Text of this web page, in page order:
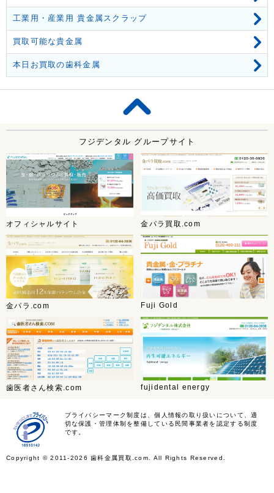
工業用・産業用 貴金属スクラップ
買取可能な貴金属
本日お買取の歯科金属
フジデンタル グループサイト
オフィシャルサイト 金パラ買取.com
金パラ.com Fuji Gold
歯医者さん検索.com fujidental energy
プライバシーマーク制度は、個人情報の取り扱いについて、適
切な保護・管理体制を整備している民間事業者を認定する制度
です。
Copyright ©2011-2026 歯科金属買取.com. All Rights Reserved.